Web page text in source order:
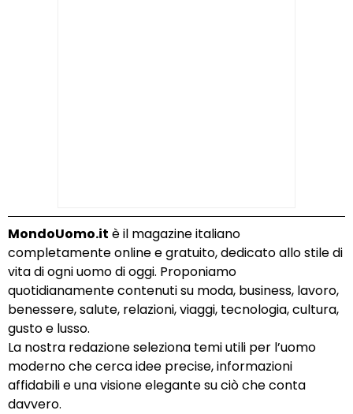
MondoUomo.it è il magazine italiano
completamente online e gratuito, dedicato allo stile di
vita di ogni uomo di oggi. Proponiamo
quotidianamente contenuti su moda, business, lavoro,
benessere, salute, relazioni, viaggi, tecnologia, cultura,
gusto e lusso.
La nostra redazione seleziona temi utili per l’uomo
moderno che cerca idee precise, informazioni
affidabili e una visione elegante su ciò che conta
davvero.